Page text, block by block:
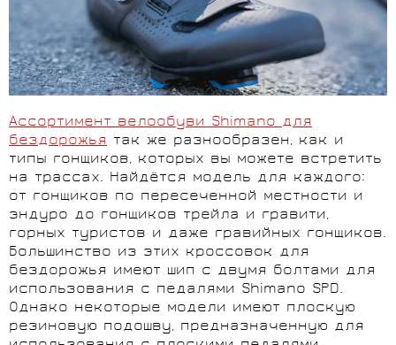
Ассортимент велообуви Shimano для
бездорожья так же разнообразен, как и
типы гонщиков, которых вы можете встретить
на трассах. Найдётся модель для каждого:
от гонщиков по пересеченной местности и
эндуро до гонщиков трейла и гравити,
горных туристов и даже гравийных гонщиков.
Большинство из этих кроссовок для
бездорожья имеют шип с двумя болтами для
использования с педалями Shimano SPD.
Однако некоторые модели имеют плоскую
резиновую подошву, предназначенную для